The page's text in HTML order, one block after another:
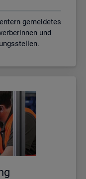
gemeldetes
und